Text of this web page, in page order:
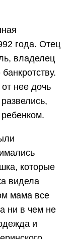
года. Отец
владелец
нее дочь
которые
видела
мама все
ни в чем не
и